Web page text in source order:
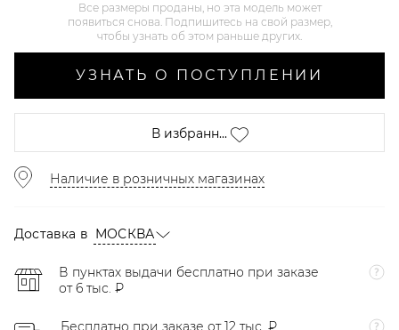
Все размеры проданы, но эта модель может
появиться снова. Подпишитесь на свой размер,
чтобы узнать об этом раньше других.
УЗНАТЬ О ПОСТУПЛЕНИИ
В избранн...
Наличие в розничных магазинах
Доставка в МОСКВА
В пунктах выдачи бесплатно при заказе
от 6 тыс. ₽
Бесплатно при заказе от 12 тыс. ₽.